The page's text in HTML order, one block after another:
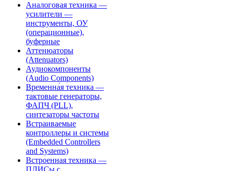
Аналоговая техника —
усилители —
инструменты, ОУ
(операционные),
буферные
Аттенюаторы
(Attenuators)
Аудиокомпоненты
(Audio Components)
Временна́я техника —
тактовые генераторы,
ФАПЧ (PLL),
синтезаторы частоты
Встраиваемые
контроллеры и системы
(Embedded Controllers
and Systems)
Встроенная техника —
ПЛИСы с